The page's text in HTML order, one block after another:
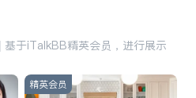
基于iTalkBB精英会员，进行展示
精英会员